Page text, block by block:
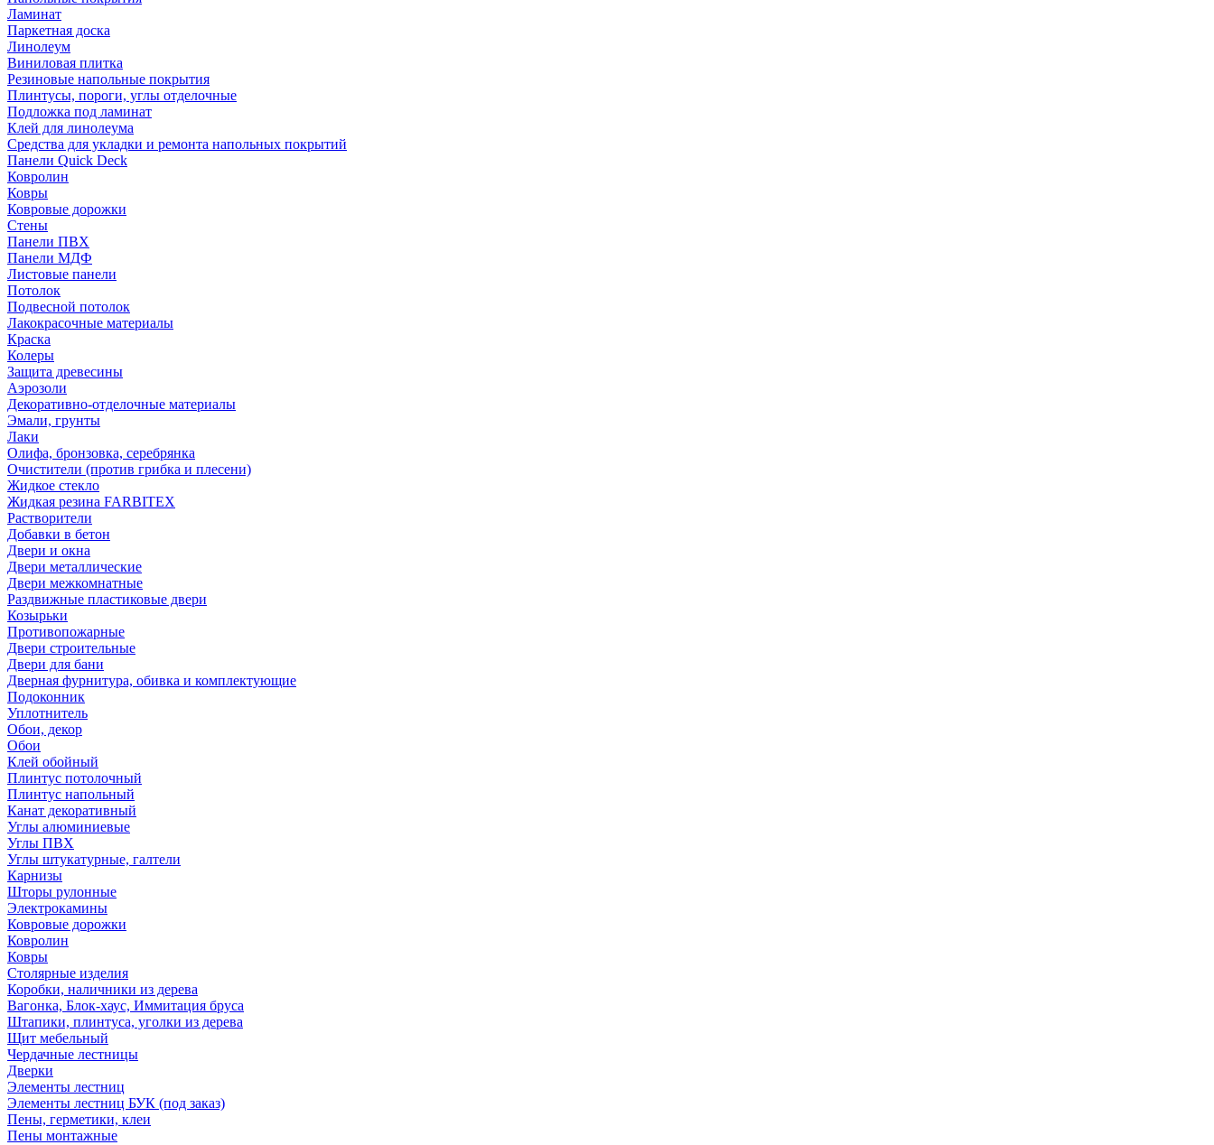
Ламинат
Паркетная доска
Линолеум
Виниловая плитка
Резиновые напольные покрытия
Плинтусы, пороги, углы отделочные
Подложка под ламинат
Клей для линолеума
Средства для укладки и ремонта напольных покрытий
Панели Quick Deck
Ковролин
Ковры
Ковровые дорожки
Стены
Панели ПВХ
Панели МДФ
Листовые панели
Потолок
Подвесной потолок
Лакокрасочные материалы
Краска
Колеры
Защита древесины
Аэрозоли
Декоративно-отделочные материалы
Эмали, грунты
Лаки
Олифа, бронзовка, серебрянка
Очистители (против грибка и плесени)
Жидкое стекло
Жидкая резина FARBITEX
Растворители
Добавки в бетон
Двери и окна
Двери металлические
Двери межкомнатные
Раздвижные пластиковые двери
Козырьки
Противопожарные
Двери строительные
Двери для бани
Дверная фурнитура, обивка и комплектующие
Подоконник
Уплотнитель
Обои, декор
Обои
Клей обойный
Плинтус потолочный
Плинтус напольный
Канат декоративный
Углы алюминиевые
Углы ПВХ
Углы штукатурные, галтели
Карнизы
Шторы рулонные
Электрокамины
Ковровые дорожки
Ковролин
Ковры
Столярные изделия
Коробки, наличники из дерева
Вагонка, Блок-хаус, Иммитация бруса
Штапики, плинтуса, уголки из дерева
Щит мебельный
Чердачные лестницы
Дверки
Элементы лестниц
Элементы лестниц БУК (под заказ)
Пены, герметики, клеи
Пены монтажные